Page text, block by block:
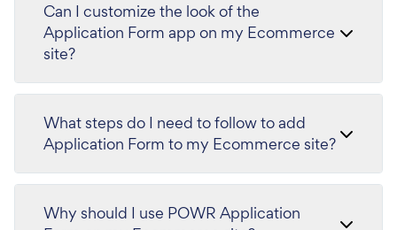
Can I customize the look of the
Application Form app on my Ecommerce
site?
What steps do I need to follow to add
Application Form to my Ecommerce site?
Why should I use POWR Application